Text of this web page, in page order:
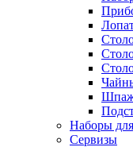
Наборы для
Сервизы